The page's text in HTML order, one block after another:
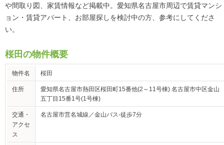
や間取り図、家賃情報など掲載中。愛知県名古屋市周辺で賃貸マンシ
ョン・賃貸アパート、お部屋探しを検討中の方、参考にしてくださ
い。
桜田の物件概要
物件名 桜田
住所
愛知県名古屋市熱田区桜田町15番他(2～11号棟) 名古屋市中区金山
五丁目15番1号(1号棟)
交通・
アクセ
ス
名古屋市営名城線／金山バス-徒歩7分